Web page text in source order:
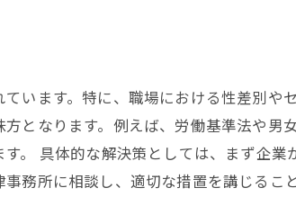
います。特に、職場における性差別や
となります。例えば、労働基準法や男
。 具体的な解決策としては、まず企業
務所に相談し、適切な措置を講じる